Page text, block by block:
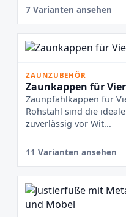
7 Varianten ansehen
ZAUNZUBEHÖR
Zaunkappen für
Zaunpfahlkappen für
Rohstahl sind die
zuverlässig vor Wit...
11 Varianten ansehen